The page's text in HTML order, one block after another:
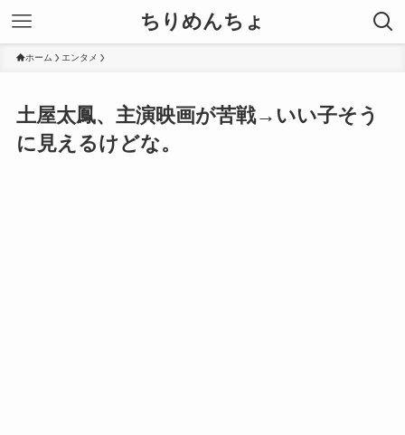
ちりめんちょ
ホーム エンタメ
土屋太鳳、主演映画が苦戦→いい子そう
に見えるけどな。